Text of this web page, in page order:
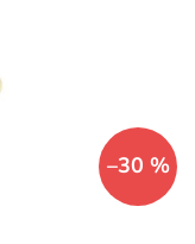
–30 %